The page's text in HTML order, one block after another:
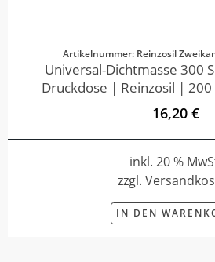
Artikelnummer: Reinzosil
Universal-Dichtmasse 300
Druckdose | Reinzosil | 200
16,20 €
inkl. 20 %
zzgl.
IN DEN